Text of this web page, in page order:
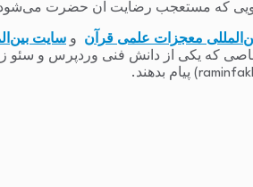
که مستعجب رضایت آن حضرت می‌شود،
معجزات علمی قرآن و سایت
که یکی از دانش فنی وردپرس و سئو